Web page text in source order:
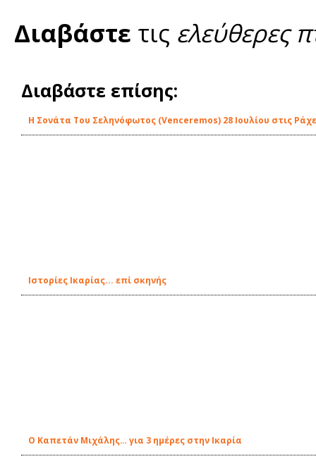
Διαβάστε τις ελεύθερες
Διαβάστε επίσης:
Η Σονάτα Του Σεληνόφωτος (Venceremos) 28 Ιουλίου στις
Ιστορίες Ικαρίας... επί σκηνής
Ο Καπετάν Μιχάλης… για 3 ημέρες στην Ικαρία